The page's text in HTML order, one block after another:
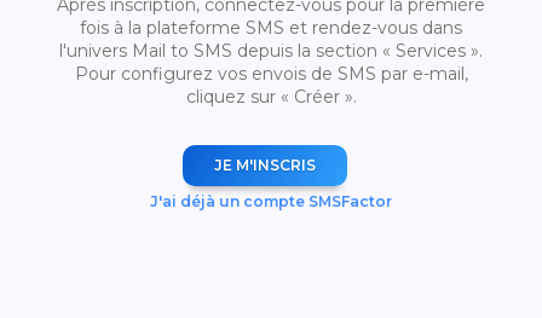
Après inscription, connectez-vous pour la première
fois à la plateforme SMS et rendez-vous dans
l'univers Mail to SMS depuis la section « Services ».
Pour configurez vos envois de SMS par e-mail,
cliquez sur « Créer ».
JE M'INSCRIS
J'ai déjà un compte SMSFactor